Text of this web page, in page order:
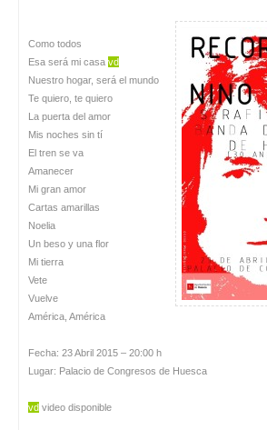
Como todos
Esa será mi casa vd
Nuestro hogar, será el mundo
Te quiero, te quiero
La puerta del amor
Mis noches sin tí
El tren se va
Amanecer
Mi gran amor
Cartas amarillas
Noelia
Un beso y una flor
Mi tierra
Vete
Vuelve
América, América
Fecha: 23 Abril 2015 – 20:00 h
Lugar: Palacio de Congresos de Huesca
vd video disponible